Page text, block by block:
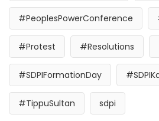
#PeoplesPowerConference
#Protest #Resolutions
#SDPIFormationDay
#TippuSultan sdpi